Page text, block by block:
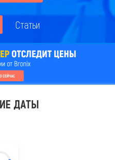
Статьи
ДАТЫ